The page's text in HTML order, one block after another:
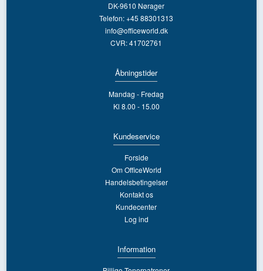
DK-9610 Nørager
Telefon: +45 88301313
info@officeworld.dk
CVR: 41702761
Åbningstider
Mandag - Fredag
Kl 8.00 - 15.00
Kundeservice
Forside
Om OfficeWorld
Handelsbetingelser
Kontakt os
Kundecenter
Log ind
Information